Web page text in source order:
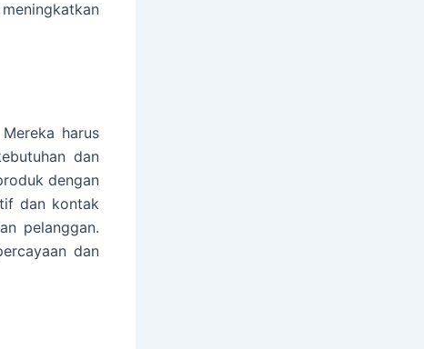
harus
dan
dengan
dan kontak
pelanggan.
dan